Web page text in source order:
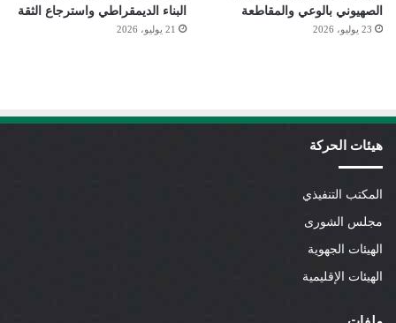
الصهيوني بالوعي والمقاطعة
23 يوليو، 2026
البناء الديمقراطي واسترجاع الثقة
21 يوليو، 2026
هيئات الحركة
المكتب التنفيذي
مجلس الشورى
الهيئات الجهوية
الهيئات الإقليمية